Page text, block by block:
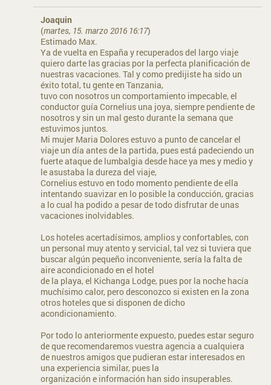
Joaquin
(martes, 15. marzo 2016 16:17)
Estimado Max.
Ya de vuelta en España y recuperados del largo viaje
quiero darte las gracias por la perfecta planificación de
nuestras vacaciones. Tal y como predijiste ha sido un
éxito total, tu gente en Tanzania,
tuvo con nosotros un comportamiento impecable, el
conductor guía Cornelius una joya, siempre pendiente de
nosotros y sin un mal gesto durante la semana que
estuvimos juntos.
Mi mujer Maria Dolores estuvo a punto de cancelar el
viaje un día antes de la partida, pues está padeciendo un
fuerte ataque de lumbalgia desde hace ya mes y medio y
le asustaba la dureza del viaje,
Cornelius estuvo en todo momento pendiente de ella
intentando suavizar en lo posible la conducción, gracias
a lo cual ha podido a pesar de todo disfrutar de unas
vacaciones inolvidables.
Los hoteles acertadísimos, amplios y confortables, con
un personal muy atento y servicial, tal vez si tuviera que
buscar algún pequeño inconveniente, sería la falta de
aire acondicionado en el hotel
de la playa, el Kichanga Lodge, pues por la noche hacía
muchísimo calor, pero desconozco si existen en la zona
otros hoteles que si disponen de dicho
acondicionamiento.
Por todo lo anteriormente expuesto, puedes estar seguro
de que recomendaremos vuestra agencia a cualquiera
de nuestros amigos que pudieran estar interesados en
una experiencia similar, pues la
organización e información han sido insuperables.